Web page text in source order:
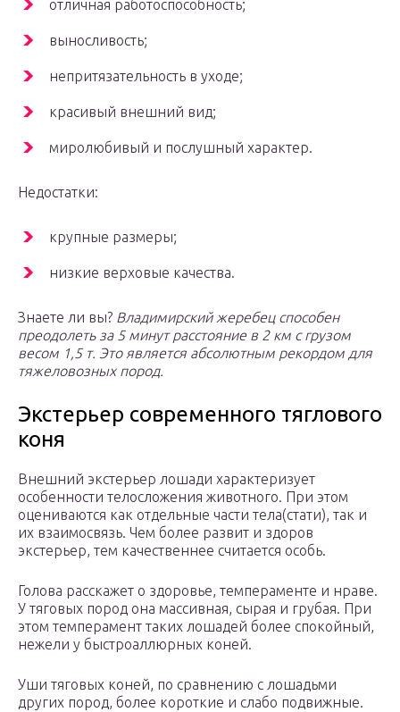
отличная работоспособность;
выносливость;
непритязательность в уходе;
красивый внешний вид;
миролюбивый и послушный характер.
Недостатки:
крупные размеры;
низкие верховые качества.
Знаете ли вы? Владимирский жеребец способен
преодолеть за 5 минут расстояние в 2 км с грузом
весом 1,5 т. Это является абсолютным рекордом для
тяжеловозных пород.
Экстерьер современного тяглового
коня
Внешний экстерьер лошади характеризует
особенности телосложения животного. При этом
оцениваются как отдельные части тела(стати), так и
их взаимосвязь. Чем более развит и здоров
экстерьер, тем качественнее считается особь.
Голова расскажет о здоровье, темпераменте и нраве.
У тяговых пород она массивная, сырая и грубая. При
этом темперамент таких лошадей более спокойный,
нежели у быстроаллюрных коней.
Уши тяговых коней, по сравнению с лошадьми
других пород, более короткие и слабо подвижные.